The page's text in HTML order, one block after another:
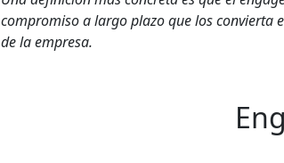
compromiso a largo plazo que los convierta
de la empresa.